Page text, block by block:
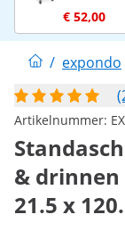
€ 52,00
/ expondo
Artikelnummer:
& drinnen
21.5 x